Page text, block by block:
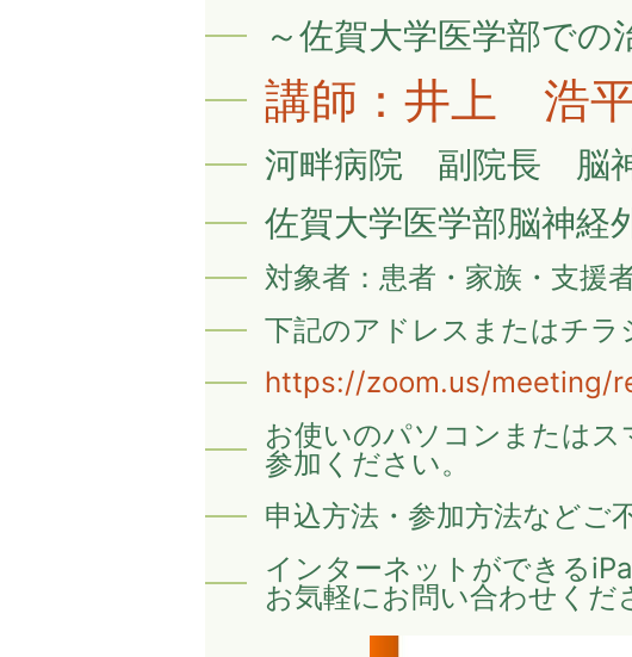
～佐賀大学医学部での
講師：井上 浩
河畔病院 副院長 脳
佐賀大学医学部脳神
対象者：患者・家族・支援
下記のアドレスまたはチラ
https://zoom.us/meeting/
お使いのパソコンまたは
参加ください。
申込方法・参加方法などご
インターネットができる
お気軽にお問い合わせくだ